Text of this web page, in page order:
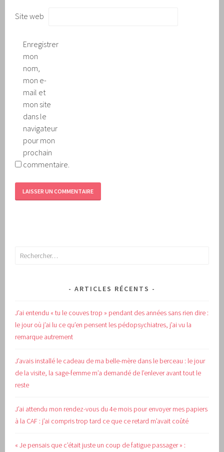
Site web
Enregistrer
mon
nom,
mon e-
mail et
mon site
dans le
navigateur
pour mon
prochain
commentaire.
Rechercher :
ARTICLES RÉCENTS
J’ai entendu « tu le couves trop » pendant des années sans rien dire :
le jour où j’ai lu ce qu’en pensent les pédopsychiatres, j’ai vu la
remarque autrement
J’avais installé le cadeau de ma belle-mère dans le berceau : le jour
de la visite, la sage-femme m’a demandé de l’enlever avant tout le
reste
J’ai attendu mon rendez-vous du 4e mois pour envoyer mes papiers
à la CAF : j’ai compris trop tard ce que ce retard m’avait coûté
« Je pensais que c’était juste un coup de fatigue passager » :